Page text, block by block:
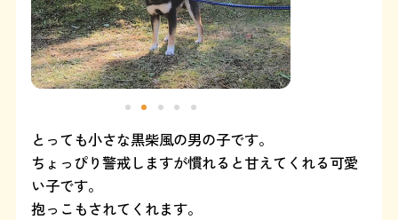
ブログ
協賛企業について
とっても小さな黒柴風の男の子です。
ちょっぴり警戒しますが慣れると甘えてくれる可愛
い子です。
抱っこもされてくれます。